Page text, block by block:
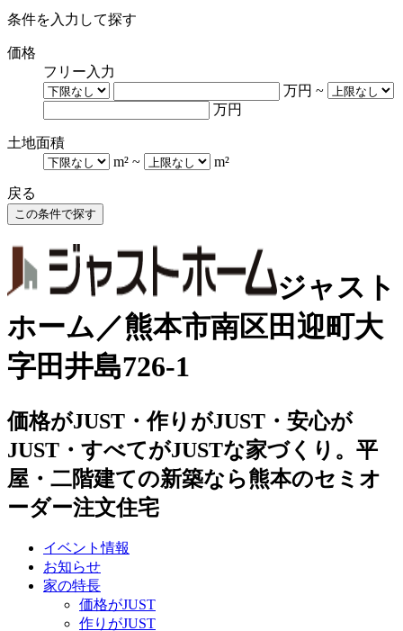
条件を入力して探す
価格
フリー入力
万円 ~
万円
土地面積
m² ~ m²
戻る
ジャスト
ホーム／熊本市南区田迎町大
字田井島726-1
価格がJUST・作りがJUST・安心が
JUST・すべてがJUSTな家づくり。平
屋・二階建ての新築なら熊本のセミオ
ーダー注文住宅
イベント情報
お知らせ
家の特長
価格がJUST
作りがJUST